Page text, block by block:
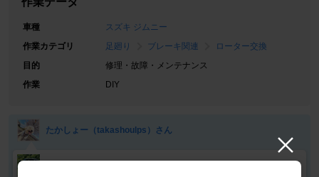
車種
スズキ ジムニー
作業カテゴリ
足廻り ブレーキ関連
ローター交換
目的
修理・故障・メンテナンス
作業
DIY
たかしょー（takashoulps）さん